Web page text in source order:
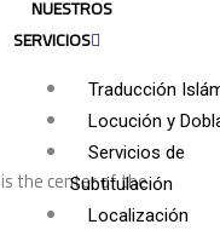
NUESTROS
SERVICIOS
Traducción
Locución y
Servicios de
Subtitulación
Localización
is the center of the